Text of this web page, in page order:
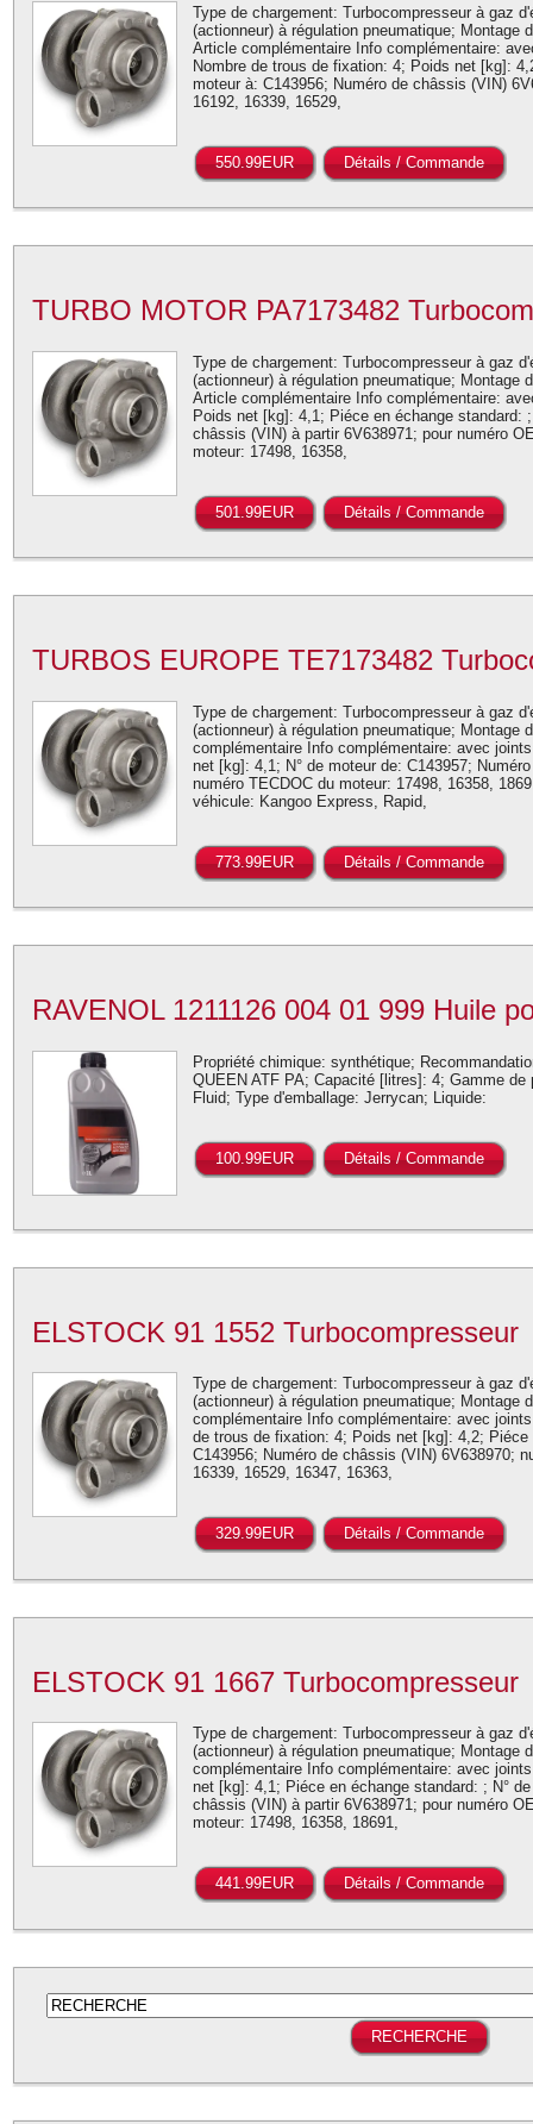
Type de chargement: Turbocompresseur à gaz
(actionneur) à régulation pneumatique; Montage
Article complémentaire Info complémentaire:
Nombre de trous de fixation: 4; Poids net [kg]:
moteur à: C143956; Numéro de châssis (VIN)
16192, 16339, 16529,
550.99EUR Détails / Commande
TURBO MOTOR PA7173482
Type de chargement: Turbocompresseur à gaz
(actionneur) à régulation pneumatique; Montage
Article complémentaire Info complémentaire:
Poids net [kg]: 4,1; Piéce en échange standard:
châssis (VIN) à partir 6V638971; pour numéro
moteur: 17498, 16358,
501.99EUR Détails / Commande
TURBOS EUROPE TE7173482
Type de chargement: Turbocompresseur à gaz
(actionneur) à régulation pneumatique; Montage
complémentaire Info complémentaire: avec
net [kg]: 4,1; N° de moteur de: C143957;
numéro TECDOC du moteur: 17498, 16358,
véhicule: Kangoo Express, Rapid,
773.99EUR Détails / Commande
RAVENOL 1211126 004 01 999 Huile
Propriété chimique: synthétique;
QUEEN ATF PA; Capacité [litres]: 4; Gamme
Fluid; Type d'emballage: Jerrycan; Liquide:
100.99EUR Détails / Commande
ELSTOCK 91 1552 Turbocompresseur
Type de chargement: Turbocompresseur à gaz
(actionneur) à régulation pneumatique; Montage
complémentaire Info complémentaire: avec
de trous de fixation: 4; Poids net [kg]: 4,2;
C143956; Numéro de châssis (VIN) 6V638970;
16339, 16529, 16347, 16363,
329.99EUR Détails / Commande
ELSTOCK 91 1667 Turbocompresseur
Type de chargement: Turbocompresseur à gaz
(actionneur) à régulation pneumatique; Montage
complémentaire Info complémentaire: avec
net [kg]: 4,1; Piéce en échange standard: ; N°
châssis (VIN) à partir 6V638971; pour numéro
moteur: 17498, 16358, 18691,
441.99EUR Détails / Commande